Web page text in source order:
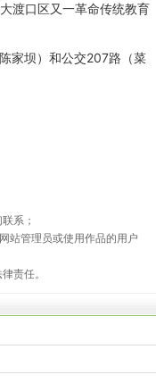
渡口区又一革命传统教育
家坝）和公交207路（菜
系；
站管理员或使用作品的用户
责任。